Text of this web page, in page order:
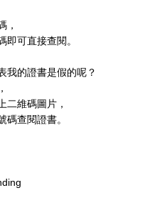
，
即可直接查閱。
我的證書是假的呢？
二維碼圖片，
查閱證書。